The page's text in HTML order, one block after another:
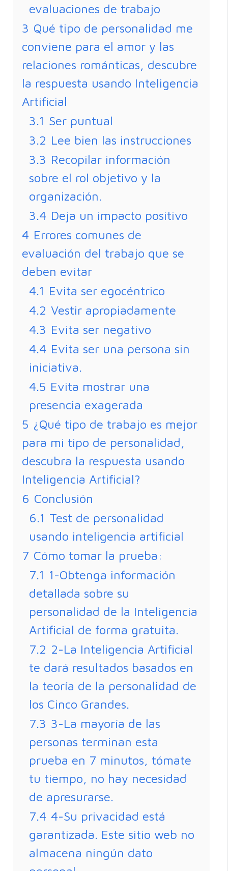
evaluaciones de trabajo
3 Qué tipo de personalidad me
conviene para el amor y las
relaciones románticas, descubre
la respuesta usando Inteligencia
Artificial
3.1 Ser puntual
3.2 Lee bien las instrucciones
3.3 Recopilar información
sobre el rol objetivo y la
organización.
3.4 Deja un impacto positivo
4 Errores comunes de
evaluación del trabajo que se
deben evitar
4.1 Evita ser egocéntrico
4.2 Vestir apropiadamente
4.3 Evita ser negativo
4.4 Evita ser una persona sin
iniciativa.
4.5 Evita mostrar una
presencia exagerada
5 ¿Qué tipo de trabajo es mejor
para mi tipo de personalidad,
descubra la respuesta usando
Inteligencia Artificial?
6 Conclusión
6.1 Test de personalidad
usando inteligencia artificial
7 Cómo tomar la prueba:
7.1 1-Obtenga información
detallada sobre su
personalidad de la Inteligencia
Artificial de forma gratuita.
7.2 2-La Inteligencia Artificial
te dará resultados basados en
la teoría de la personalidad de
los Cinco Grandes.
7.3 3-La mayoría de las
personas terminan esta
prueba en 7 minutos, tómate
tu tiempo, no hay necesidad
de apresurarse.
7.4 4-Su privacidad está
garantizada. Este sitio web no
almacena ningún dato